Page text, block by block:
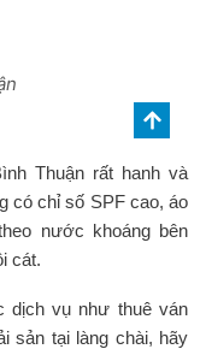
Thuận rất hanh và
có chỉ số SPF cao, áo
nước khoáng bên
cát.
dịch vụ như thuê ván
sản tại làng chài, hãy